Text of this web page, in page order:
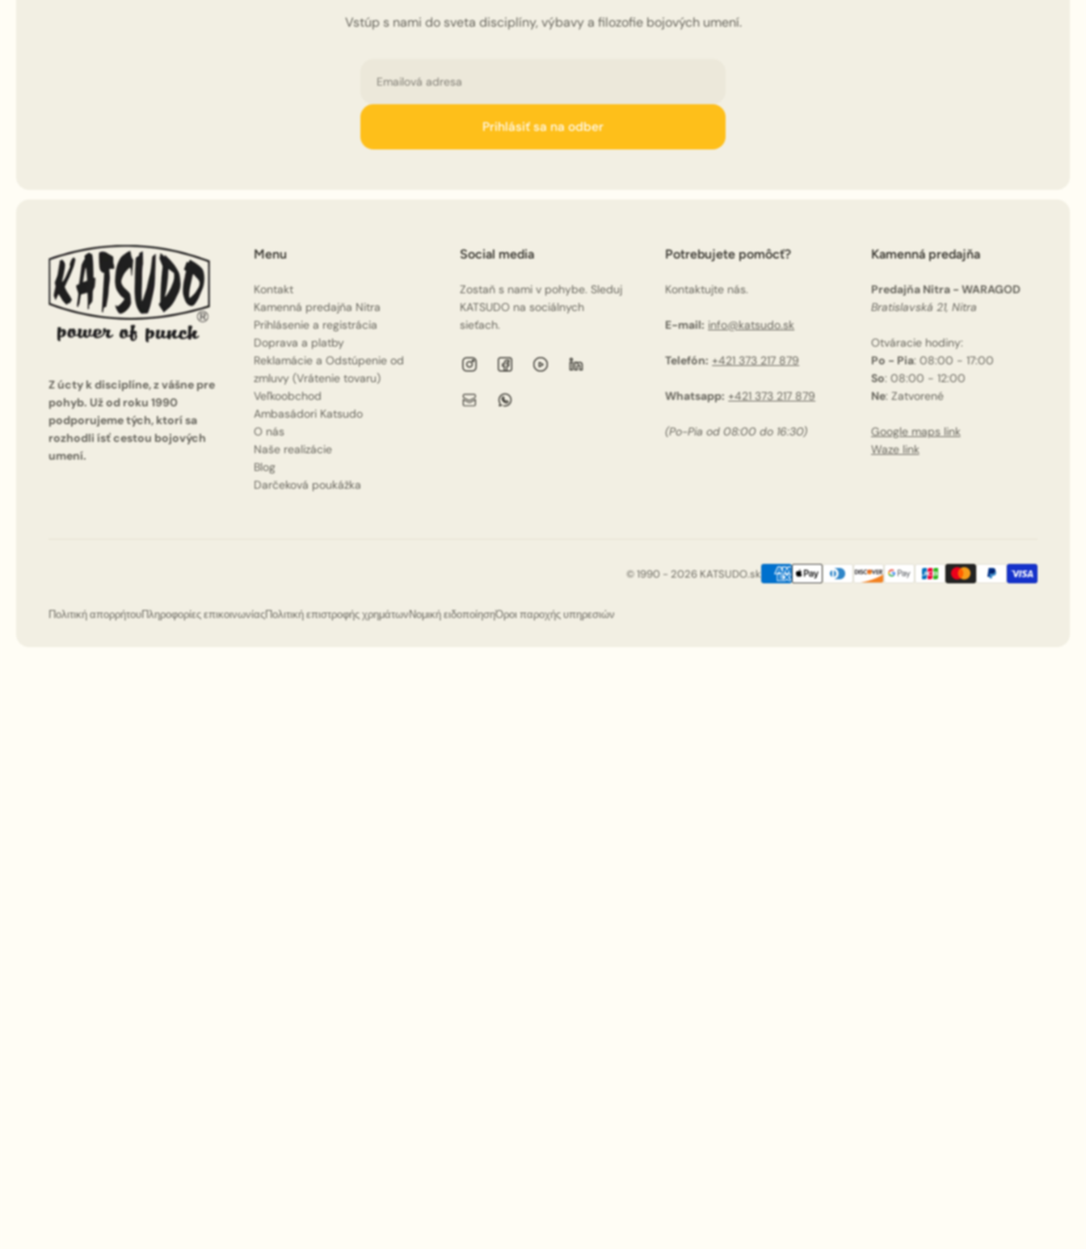
Vstúp s nami do sveta disciplíny, výbavy a filozofie bojových umení.
Prihlásiť sa na odber
Z úcty k disciplíne, z vášne pre
pohyb. Už od roku 1990
podporujeme tých, ktorí sa
rozhodli ísť cestou bojových
umení.
Menu
Kontakt
Kamenná predajňa Nitra
Prihlásenie a registrácia
Doprava a platby
Reklamácie a Odstúpenie od
zmluvy (Vrátenie tovaru)
Veľkoobchod
Ambasádori Katsudo
O nás
Naše realizácie
Blog
Darčeková poukážka
Social media
Zostaň s nami v pohybe. Sleduj
KATSUDO na sociálnych
sieťach.
Potrebujete pomôcť?
Kontaktujte nás.
E-mail: info@katsudo.sk
Telefón: +421 373 217 879
Whatsapp: +421 373 217 879
(Po-Pia od 08:00 do 16:30)
Kamenná predajňa
Predajňa Nitra - WARAGOD
Bratislavská 21, Nitra
Otváracie hodiny:
Po - Pia: 08:00 - 17:00
So: 08:00 - 12:00
Ne: Zatvorené
Google maps link
Waze link
© 1990 - 2026 KATSUDO.sk
Πολιτική απορρήτουΠληροφορίες επικοινωνίαςΠολιτική επιστροφής χρημάτωνΝομική ειδοποίησηΌροι παροχής υπηρεσιών